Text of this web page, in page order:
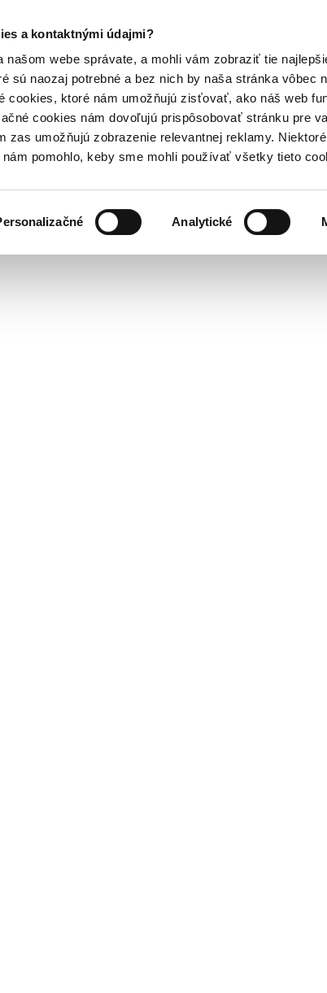
a kontaktnými údajmi?
našom webe správate, a mohli vám zobraziť tie
sú naozaj potrebné a bez nich by naša stránka vôbec
cookies, ktoré nám umožňujú zisťovať, ako náš web
cookies nám dovoľujú prispôsobovať stránku pre
zas umožňujú zobrazenie relevantnej reklamy.
pomohlo, keby sme mohli používať všetky tieto
Analytické